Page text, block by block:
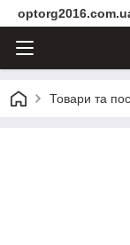
Товари та